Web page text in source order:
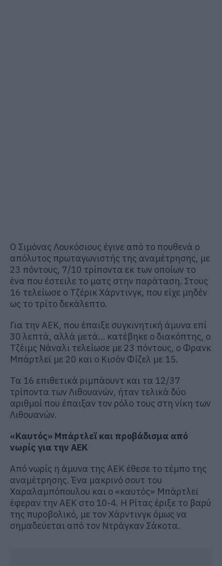
Ο Σιμόνας Λουκόσιους έγινε από το πουθενά ο
απόλυτος πρωταγωνιστής της αναμέτρησης, με
23 πόντους, 7/10 τρίποντα εκ των οποίων το
ένα που έστειλε το ματς στην παράταση. Στους
16 τελείωσε ο Τζέρικ Χάρντινγκ, που είχε μηδέν
ως το τρίτο δεκάλεπτο.
Για την ΑΕΚ, που έπαιξε συγκινητική άμυνα επί
30 λεπτά, αλλά μετά… κατέβηκε ο διακόπτης, ο
Τζέιμς Νάναλι τελείωσε με 23 πόντους, ο Φρανκ
Μπάρτλεϊ με 20 και ο Κισόν Φίζελ με 15.
Τα 16 επιθετικά ριμπάουντ και τα 12/37
τρίποντα των Λιθουανών, ήταν τελικά δύο
αριθμοί που έπαιξαν τον ρόλο τους στη νίκη των
Λιθουανών.
«Καυτός» Μπάρτλεϊ και προβάδισμα από
νωρίς για την ΑΕΚ
Από νωρίς η άμυνα της ΑΕΚ έθεσε το τέμπο της
αναμέτρησης. Ένα μακρινό σουτ του
Χαραλαμπόπουλου και ο «καυτός» Μπάρτλεϊ
έφεραν την ΑΕΚ στο 10-4. Η Ρίτας έριξε το βαρύ
της πυροβολικό, με τον Χάρντινγκ όμως να
σημαδεύεται από τον Ντράγκαν Σάκοτα.